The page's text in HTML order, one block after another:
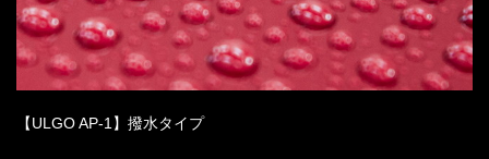
【ULGO AP-1】撥水タイプ